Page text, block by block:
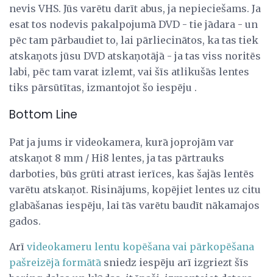
nevis VHS. Jūs varētu darīt abus, ja nepieciešams. Ja
esat tos nodevis pakalpojumā DVD - tie jādara - un
pēc tam pārbaudiet to, lai pārliecinātos, ka tas tiek
atskaņots jūsu DVD atskaņotājā - ja tas viss noritēs
labi, pēc tam varat izlemt, vai šīs atlikušās lentes
tiks pārsūtītas, izmantojot šo iespēju .
Bottom Line
Pat ja jums ir videokamera, kurā joprojām var
atskaņot 8 mm / Hi8 lentes, ja tas pārtrauks
darboties, būs grūti atrast ierīces, kas šajās lentēs
varētu atskaņot. Risinājums, kopējiet lentes uz citu
glabāšanas iespēju, lai tās varētu baudīt nākamajos
gados.
Arī videokameru lentu kopēšana vai pārkopēšana
pašreizējā formātā sniedz iespēju arī izgriezt šīs